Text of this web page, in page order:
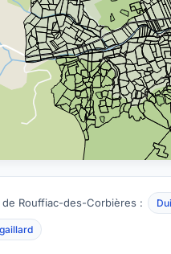
Rouffiac-des-Corbières :